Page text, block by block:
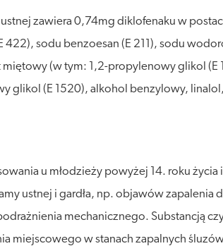
zawiera 0,74mg diklofenaku w
sodu benzoesan (E 211), sodu
(w tym: 1,2-propylenowy glikol
glikol (E 1520), alkohol benzylowy,
u młodzieży powyżej 14. roku życia
ustnej i gardła, np. objawów zapalenia
mechanicznego. Substancją
w stanach zapalnych